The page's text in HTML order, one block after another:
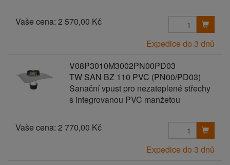
Vaše cena: 2 570,00 Kč
Expedice do 3 dnů
V08P3010M3002PN00PD03
TW SAN BZ 110 PVC (PN00/PD03)
Sanační vpust pro nezateplené střechy
s integrovanou PVC manžetou
Vaše cena: 2 770,00 Kč
Expedice do 3 dnů